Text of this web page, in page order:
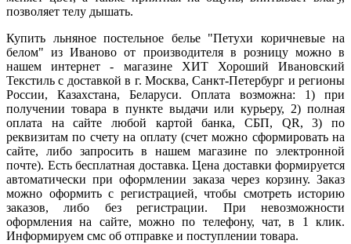
позволяет телу дышать.
Купить льняное постельное белье "Петухи коричневые на
белом" из Иваново от производителя в розницу можно в
нашем интернет - магазине ХИТ Хороший Ивановский
Текстиль с доставкой в г. Москва, Санкт-Петербург и регионы
России, Казахстана, Беларуси. Оплата возможна: 1) при
получении товара в пункте выдачи или курьеру, 2) полная
оплата на сайте любой картой банка, СБП, QR,3) по
реквизитам по счету на оплату (счет можно сформировать на
сайте, либо запросить в нашем магазине по электронной
почте). Есть бесплатная доставка. Цена доставки формируется
автоматически при оформлении заказа через корзину. Заказ
можно оформить с регистрацией, чтобы смотреть историю
заказов, либо без регистрации. При невозможности
оформления на сайте, можно по телефону, чат, в 1 клик.
Информируем смс об отправке и поступлении товара.